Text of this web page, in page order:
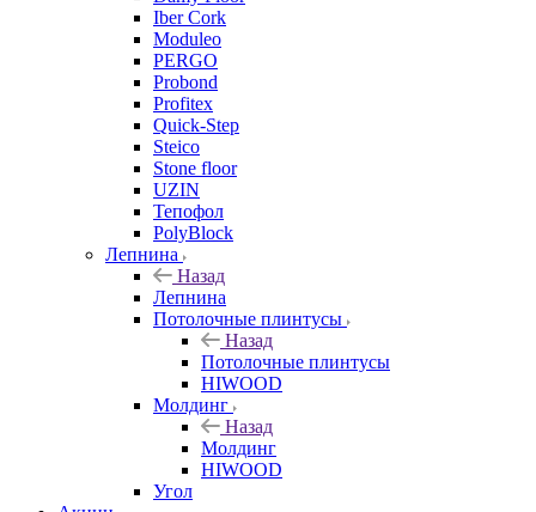
Iber Cork
Moduleo
PERGO
Probond
Profitex
Quick-Step
Steico
Stone floor
UZIN
Тепофол
PolyBlock
Лепнина
Назад
Лепнина
Потолочные плинтусы
Назад
Потолочные плинтусы
HIWOOD
Молдинг
Назад
Молдинг
HIWOOD
Угол